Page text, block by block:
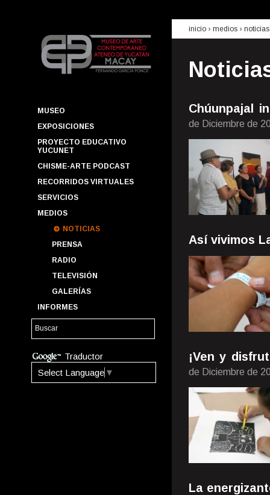
MUSEO
EXPOSICIONES
PROYECTO EDUCATIVO
YUCUNET
CHISME-ARTE PODCAST
RECORRIDOS VIRTUALES
SERVICIOS
MEDIOS
NOTICIAS
PRENSA
RADIO
TELEVISIÓN
GALERÍAS
INFORMES
Traductor
Select Language ▼
inicio › medios › noticias
Chúunpajal
de Diciembre de
Así vivimos
¡Ven y
de Diciembre de
La